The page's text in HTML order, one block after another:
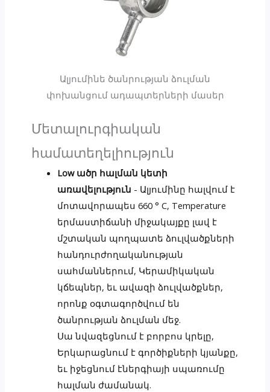
Ալյումինե ծանրության ձուլման
փոխանցում ադապտերների մասեր
Մետալուրգիական
համատեղելիություն
Low ածր հալման կետի
առավելություն - Ալյումինը հալվում է
մոտավորապես 660 ° C, Temperature
երմաստիճանի միջակայքը լավ է
մշտական պողպատե ձուլվածքների
հանդուրժողականության
սահմաններում, Կերամիկական
կճեպներ, եւ ավազի ձուլվածքներ,
որոնք օգտագործվում են
ծանրության ձուլման մեջ.
Սա նվազեցնում է բորբոս կրելը,
Երկարացնում է գործիքների կյանքը,
եւ իջեցնում էներգիայի սպառումը
հալման ժամանակ.